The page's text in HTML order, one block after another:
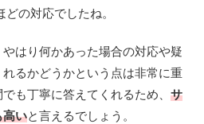
の対応でしたね。
はり何かあった場合の対応や疑
るかどうかという点は非常に重
も丁寧に答えてくれるため、 サ
高いと言えるでしょう。